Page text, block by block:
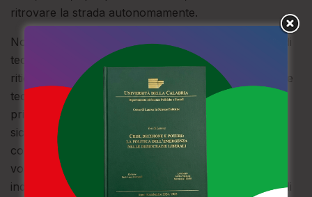
ritrovare la strada autonomamente.
Nonostante le difficoltà di orientamento, il desiderio di
tecnologia in auto è forte. Il 57% degli intervistati
ritiene che la propria vettura non sia sufficientemente
tecnologica e vorrebbe aumentarne la dotazione. Le
priorità sono chiare: il 28% desidera sistemi di
sicurezza e assistenza alla guida, seguiti da vicino da
connettività con lo smartphone (15%), comandi
vocali (11%) e sistemi audio di qualità (7%). Questo
indica come l’auto sia diventata non solo un mezzo di